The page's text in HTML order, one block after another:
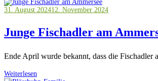
31. August 202412. November 2024
Junge Fischadler am
Ende April wurde bekannt, dass die Fischadler
Weiterlesen